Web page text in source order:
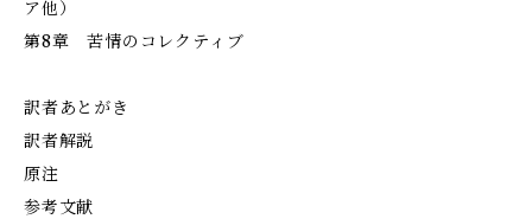
ア他）
第8章 苦情のコレクティブ
訳者あとがき
訳者解説
原注
参考文献